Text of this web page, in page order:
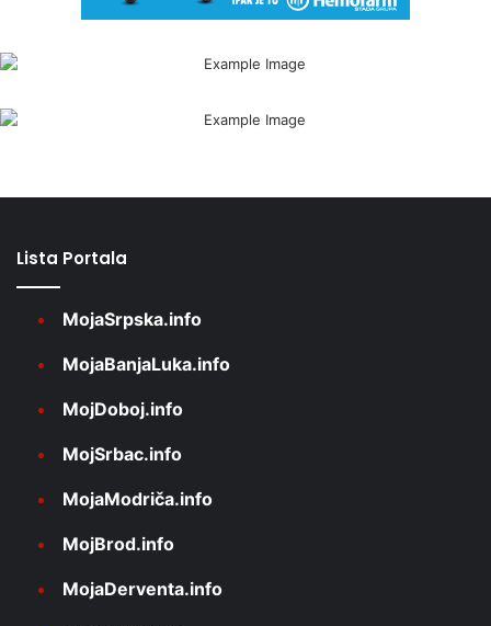
Lista Portala
MojaSrpska.info
MojaBanjaLuka.info
MojDoboj.info
MojSrbac.info
MojaModriča.info
MojBrod.info
MojaDerventa.info